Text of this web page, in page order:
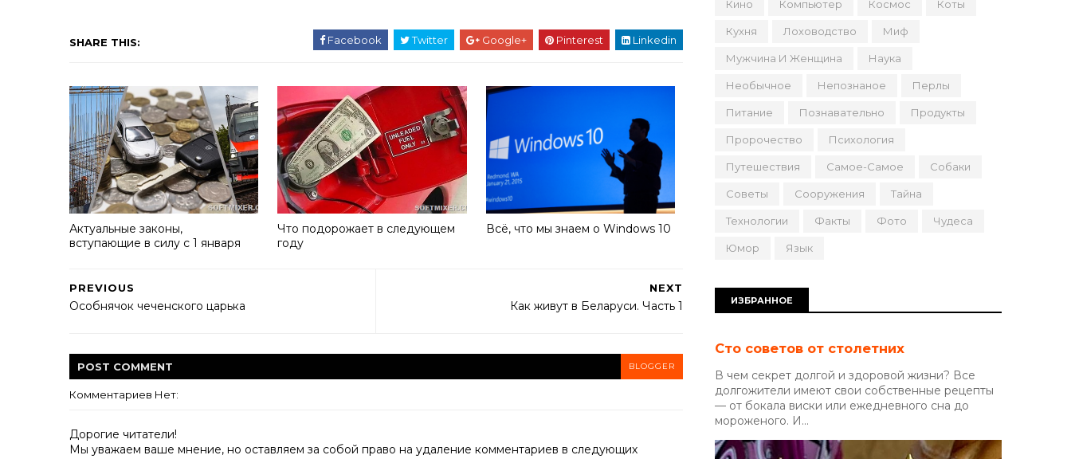
SHARE THIS: Facebook Twitter Google+ Pinterest Linkedin
Актуальные законы,
вступающие в силу с 1 января
Что подорожает в следующем
году
Всё, что мы знаем о Windows 10
NEXT
Как живут в Беларуси. Часть 1
PREVIOUS
Особнячок чеченского царька
POST COMMENT BLOGGER
Комментариев Нет:
Дорогие читатели!
Мы уважаем ваше мнение, но оставляем за собой право на удаление комментариев в следующих
Кино Компьютер Космос Коты
Кухня Лоховодство Миф
Мужчина И Женщина Наука
Необычное Непознаное Перлы
Питание Познавательно Продукты
Пророчество Психология
Путешествия Самое-Самое Собаки
Советы Сооружения Тайна
Технологии Факты Фото Чудеса
Юмор Язык
ИЗБРАННОЕ
Сто советов от столетних
В чем секрет долгой и здоровой жизни? Все
долгожители имеют свои собственные рецепты
— от бокала виски или ежедневного сна до
мороженого. И...